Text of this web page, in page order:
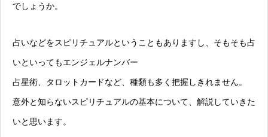
でしょうか。
占いなどをスピリチュアルということもありますし、そもそも占
いといってもエンジェルナンバー
占星術、タロットカードなど、種類も多く把握しきれません。
意外と知らないスピリチュアルの基本について、解説していきた
いと思います。